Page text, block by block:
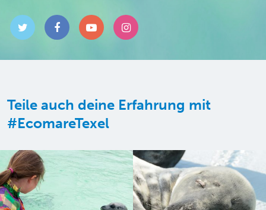
Teile auch deine Erfahrung mit
#EcomareTexel